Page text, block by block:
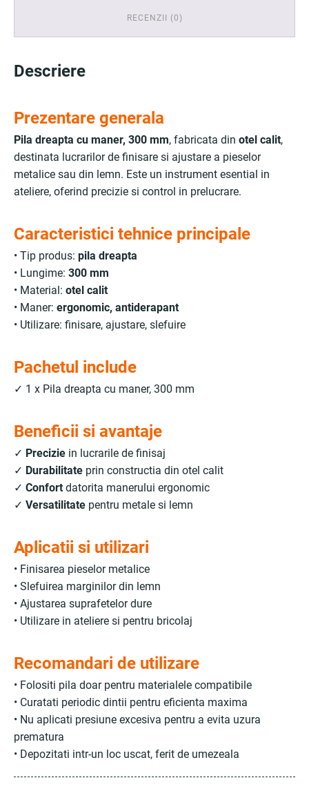
RECENZII (0)
Descriere
Prezentare generala
Pila dreapta cu maner, 300 mm, fabricata din otel calit,
destinata lucrarilor de finisare si ajustare a pieselor
metalice sau din lemn. Este un instrument esential in
ateliere, oferind precizie si control in prelucrare.
Caracteristici tehnice principale
• Tip produs: pila dreapta
• Lungime: 300 mm
• Material: otel calit
• Maner: ergonomic, antiderapant
• Utilizare: finisare, ajustare, slefuire
Pachetul include
✓ 1 x Pila dreapta cu maner, 300 mm
Beneficii si avantaje
✓ Precizie in lucrarile de finisaj
✓ Durabilitate prin constructia din otel calit
✓ Confort datorita manerului ergonomic
✓ Versatilitate pentru metale si lemn
Aplicatii si utilizari
• Finisarea pieselor metalice
• Slefuirea marginilor din lemn
• Ajustarea suprafetelor dure
• Utilizare in ateliere si pentru bricolaj
Recomandari de utilizare
• Folositi pila doar pentru materialele compatibile
• Curatati periodic dintii pentru eficienta maxima
• Nu aplicati presiune excesiva pentru a evita uzura
prematura
• Depozitati intr-un loc uscat, ferit de umezeala